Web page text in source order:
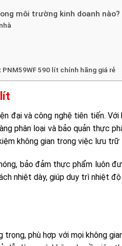
môi trường kinh doanh nào?
590 lít chính hãng giá rẻ
đại và công nghệ tiên tiến. Với
phân loại và bảo quản thực
không gian trong việc lưu
bảo đảm thực phẩm luôn
nhiệt dày, giúp duy trì nhiệt
phù hợp với mọi không